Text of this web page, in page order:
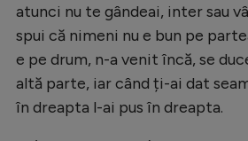
atunci nu te gândeai, inter sau
spui că nimeni nu e bun pe
e pe drum, n-a venit încă, se
altă parte, iar când ți-ai dat
în dreapta l-ai pus în dreapta.